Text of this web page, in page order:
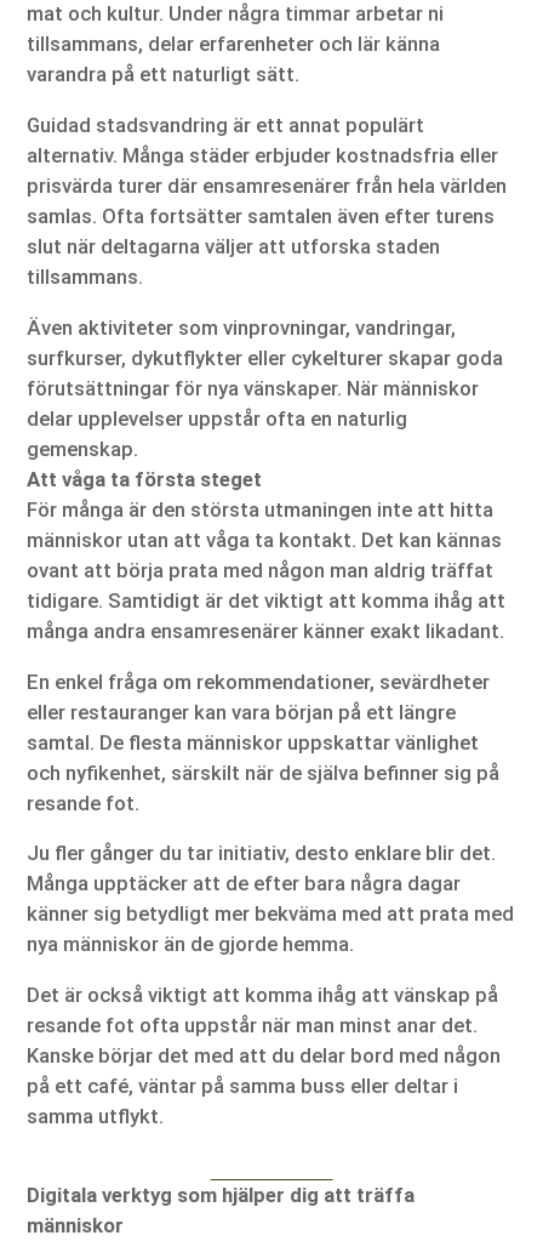
mat och kultur. Under några timmar arbetar ni
tillsammans, delar erfarenheter och lär känna
varandra på ett naturligt sätt.
Guidad stadsvandring är ett annat populärt
alternativ. Många städer erbjuder kostnadsfria eller
prisvärda turer där ensamresenärer från hela världen
samlas. Ofta fortsätter samtalen även efter turens
slut när deltagarna väljer att utforska staden
tillsammans.
Även aktiviteter som vinprovningar, vandringar,
surfkurser, dykutflykter eller cykelturer skapar goda
förutsättningar för nya vänskaper. När människor
delar upplevelser uppstår ofta en naturlig
gemenskap.
Att våga ta första steget
För många är den största utmaningen inte att hitta
människor utan att våga ta kontakt. Det kan kännas
ovant att börja prata med någon man aldrig träffat
tidigare. Samtidigt är det viktigt att komma ihåg att
många andra ensamresenärer känner exakt likadant.
En enkel fråga om rekommendationer, sevärdheter
eller restauranger kan vara början på ett längre
samtal. De flesta människor uppskattar vänlighet
och nyfikenhet, särskilt när de själva befinner sig på
resande fot.
Ju fler gånger du tar initiativ, desto enklare blir det.
Många upptäcker att de efter bara några dagar
känner sig betydligt mer bekväma med att prata med
nya människor än de gjorde hemma.
Det är också viktigt att komma ihåg att vänskap på
resande fot ofta uppstår när man minst anar det.
Kanske börjar det med att du delar bord med någon
på ett café, väntar på samma buss eller deltar i
samma utflykt.
Digitala verktyg som hjälper dig att träffa
människor